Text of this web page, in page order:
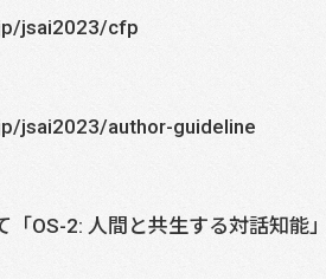
jsai2023/cfp
jsai2023/author-guideline
「OS-2: 人間と共生する対話知能